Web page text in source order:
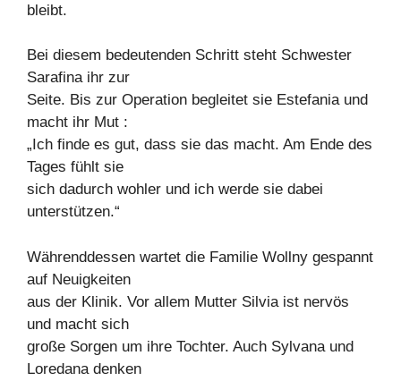
bleibt.
Bei diesem bedeutenden Schritt steht Schwester
Sarafina ihr zur
Seite. Bis zur Operation begleitet sie Estefania und
macht ihr Mut :
„Ich finde es gut, dass sie das macht. Am Ende des
Tages fühlt sie
sich dadurch wohler und ich werde sie dabei
unterstützen.“
Währenddessen wartet die Familie Wollny gespannt
auf Neuigkeiten
aus der Klinik. Vor allem Mutter Silvia ist nervös
und macht sich
große Sorgen um ihre Tochter. Auch Sylvana und
Loredana denken